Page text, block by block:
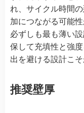
れ、サイクル時間
加につながる可能
必ずしも最も薄い
保して充填性と強
出を避ける設計こ
推奨壁厚